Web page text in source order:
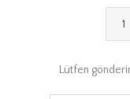
Lütfen